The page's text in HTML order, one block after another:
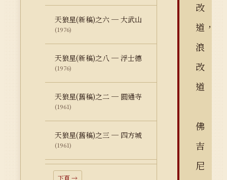
天狼星(新稿)之六 ─ 大武山
(1976)
天狼星(新稿)之八 ─ 浮士德
(1976)
天狼星(舊稿)之二 ─ 圓通寺
(1961)
天狼星(舊稿)之三 ─ 四方城
(1961)
下頁 →
改
道，
浪
改
道
佛
吉
尼